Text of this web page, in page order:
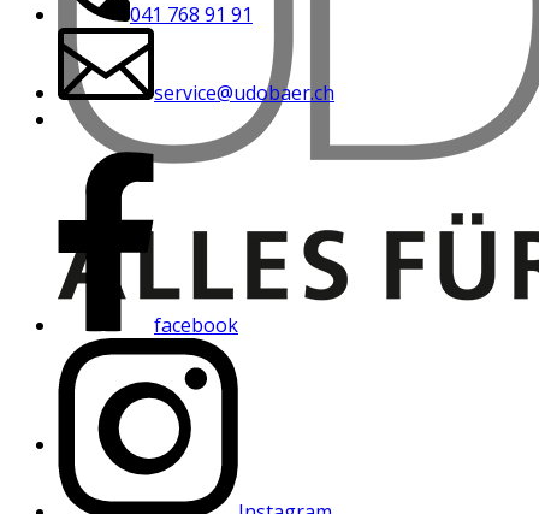
041 768 91 91
service@udobaer.ch
facebook